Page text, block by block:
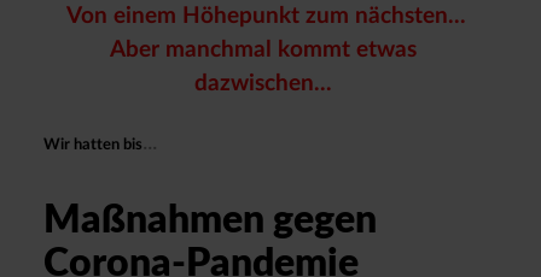
Von einem Höhepunkt zum nächsten...
Aber manchmal kommt etwas
dazwischen...
Wir hatten bis ...
Maßnahmen gegen
Corona-Pandemie